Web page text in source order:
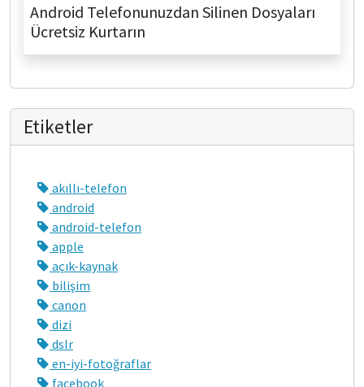
Android Telefonunuzdan Silinen Dosyaları
Ücretsiz Kurtarın
Etiketler
akıllı-telefon
android
android-telefon
apple
açık-kaynak
bilişim
canon
dizi
dslr
en-iyi-fotoğraflar
facebook